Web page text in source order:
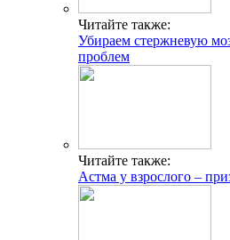
Читайте также:
Убираем стержневую
проблем
Читайте также:
Астма у взрослого –